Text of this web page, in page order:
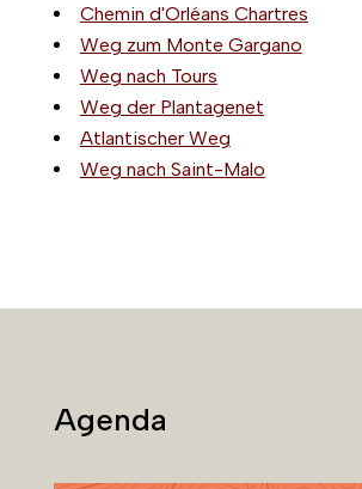
Chemin d'Orléans Chartres
Weg zum Monte Gargano
Weg nach Tours
Weg der Plantagenet
Atlantischer Weg
Weg nach Saint-Malo
Agenda